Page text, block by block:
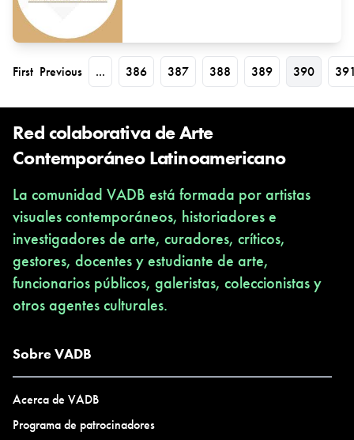
First Previous ... 386 387 388 389 390
Red colaborativa de Arte
Contemporáneo Latinoamericano
La comunidad VADB está formada por artistas
visuales contemporáneos, historiadores e
investigadores de arte, curadores, críticos,
gestores, docentes y estudiante de arte,
funcionarios públicos, galeristas, coleccionistas y
otros agentes culturales.
Sobre VADB
Acerca de VADB
Programa de patrocinadores